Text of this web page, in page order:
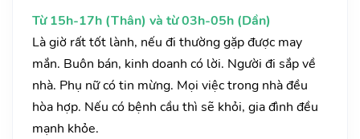
Từ 15h-17h (Thân) và từ 03h-05h (Dần)
Là giờ rất tốt lành, nếu đi thường gặp được may
mắn. Buôn bán, kinh doanh có lời. Người đi sắp về
nhà. Phụ nữ có tin mừng. Mọi việc trong nhà đều
hòa hợp. Nếu có bệnh cầu thì sẽ khỏi, gia đình đều
mạnh khỏe.